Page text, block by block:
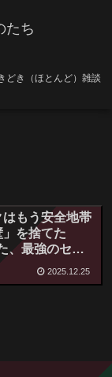
たち
どき（ほとんど）雑談
もう安全地帯
を捨てた
、最強のセキ
2025.12.25